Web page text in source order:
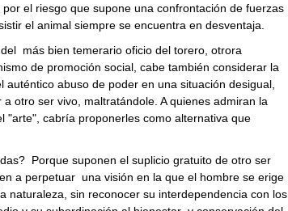
el riesgo que supone una confrontación de fuerzas
el animal siempre se encuentra en desventaja.
más bien temerario oficio del torero, otrora
de promoción social, cabe también considerar la
auténtico abuso de poder en una situación desigual,
otro ser vivo, maltratándole. A quienes admiran la
"arte", cabría proponerles como alternativa que
Porque suponen el suplicio gratuito de otro ser
a perpetuar una visión en la que el hombre se erige
naturaleza, sin reconocer su interdependencia con los